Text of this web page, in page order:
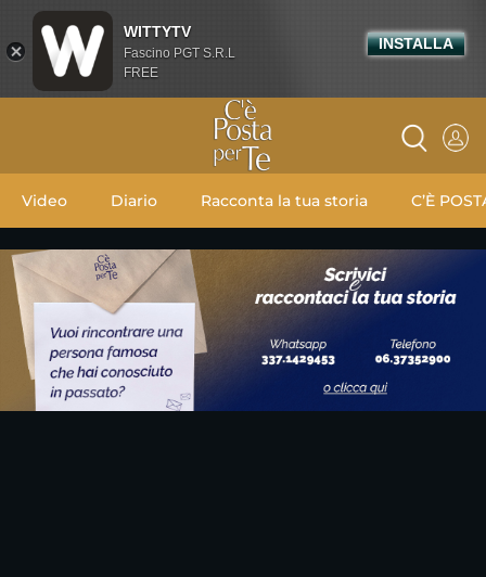
Video Diario Racconta la tua storia C’È
WITTYTV
Fascino PGT S.R.L
FREE
INSTALLA